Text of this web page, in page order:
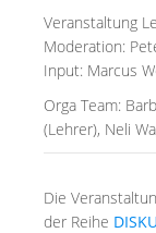
Veranstaltung
Moderation:
Input: Marcus
Orga Team:
(Lehrer), Neli
Die
der Reihe